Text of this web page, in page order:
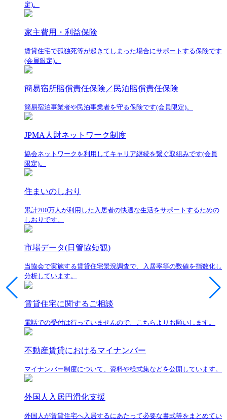
定)。
家主費用・利益保険
賃貸住宅で孤独死等が起きてしまった場合にサポートする保険です
(会員限定)。
簡易宿所賠償責任保険／民泊賠償責任保険
簡易宿泊事業者や民泊事業者を守る保険です(会員限定)。
JPMA人財ネットワーク制度
協会ネットワークを利用してキャリア継続を繋ぐ取組みです(会員
限定)。
住まいのしおり
累計200万人が利用した入居者の快適な生活をサポートするための
しおりです。
市場データ(日管協短観)
当協会で実施する賃貸住宅景況調査で、入居率等の数値を指数化し
分析しています。
賃貸住宅に関するご相談
電話での受付は行っていませんので、こちらよりお願いします。
不動産賃貸におけるマイナンバー
マイナンバー制度について、資料や様式集などを公開しています。
外国人入居円滑化支援
外国人が賃貸住宅へ入居するにあたって必要な書式等をまとめてい